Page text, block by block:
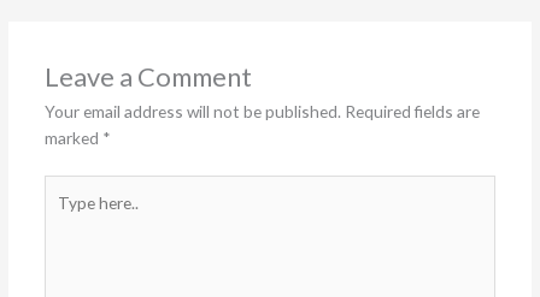
Leave a Comment
Your email address will not be published. Required fields are
marked *
here..